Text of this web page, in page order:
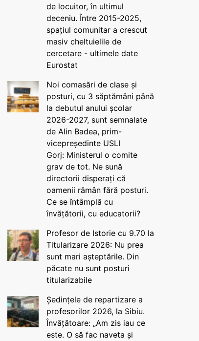
de locuitor, în ultimul
deceniu. Între 2015-2025,
spațiul comunitar a crescut
masiv cheltuielile de
cercetare - ultimele date
Eurostat
Noi comasări de clase și
posturi, cu 3 săptămâni până
la debutul anului școlar
2026-2027, sunt semnalate
de Alin Badea, prim-
vicepreședinte USLI
Gorj: Ministerul o comite
grav de tot. Ne sună
directorii disperați că
oamenii rămân fără posturi.
Ce se întâmplă cu
învățătorii, cu educatorii?
Profesor de Istorie cu 9.70 la
Titularizare 2026: Nu prea
sunt mari așteptările. Din
păcate nu sunt posturi
titularizabile
Ședințele de repartizare a
profesorilor 2026, la Sibiu.
Învățătoare: „Am zis iau ce
este. O să fac naveta și